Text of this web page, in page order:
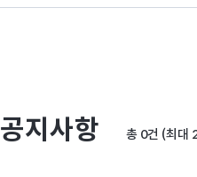
공지사항 총 0건 (최대